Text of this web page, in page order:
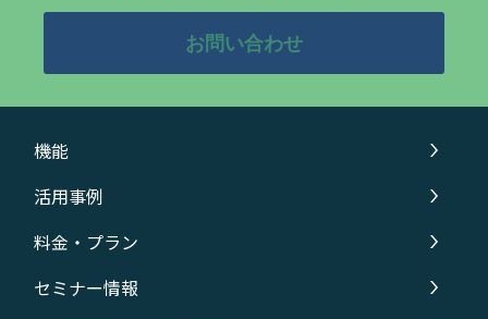
お問い合わせ
機能
活用事例
料金・プラン
セミナー情報